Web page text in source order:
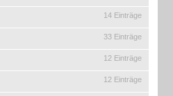
14 Einträge
33 Einträge
12 Einträge
12 Einträge